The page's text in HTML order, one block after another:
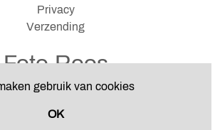
gebruik van cookies
OK
Privacy
Verzending
Foto Roos
Hazenkampseweg 12
6531 NJ Nijmegen